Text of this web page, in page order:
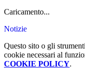
Caricamento...
Notizie
Questo sito o gli
cookie necessari al
COOKIE POLICY.